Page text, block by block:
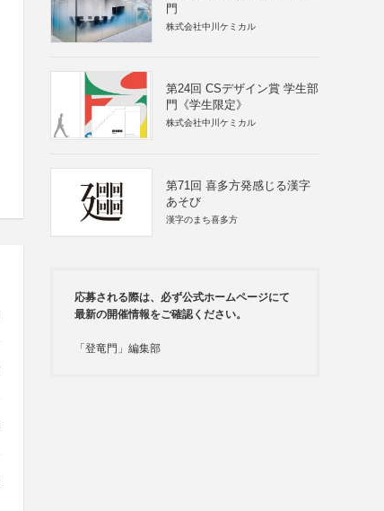
門
株式会社中川ケミカル
第24回 CSデザイン賞 学生部
門《学生限定》
株式会社中川ケミカル
第71回 喜多方発感じる漢字
あそび
漢字のまち喜多方
応募される際は、必ず公式ホームページにて
最新の開催情報をご確認ください。
「登竜門」編集部